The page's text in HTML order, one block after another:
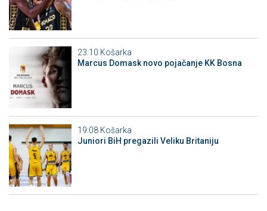
23:10 Košarka
Marcus Domask novo pojačanje KK Bosna
19:08 Košarka
Juniori BiH pregazili Veliku Britaniju